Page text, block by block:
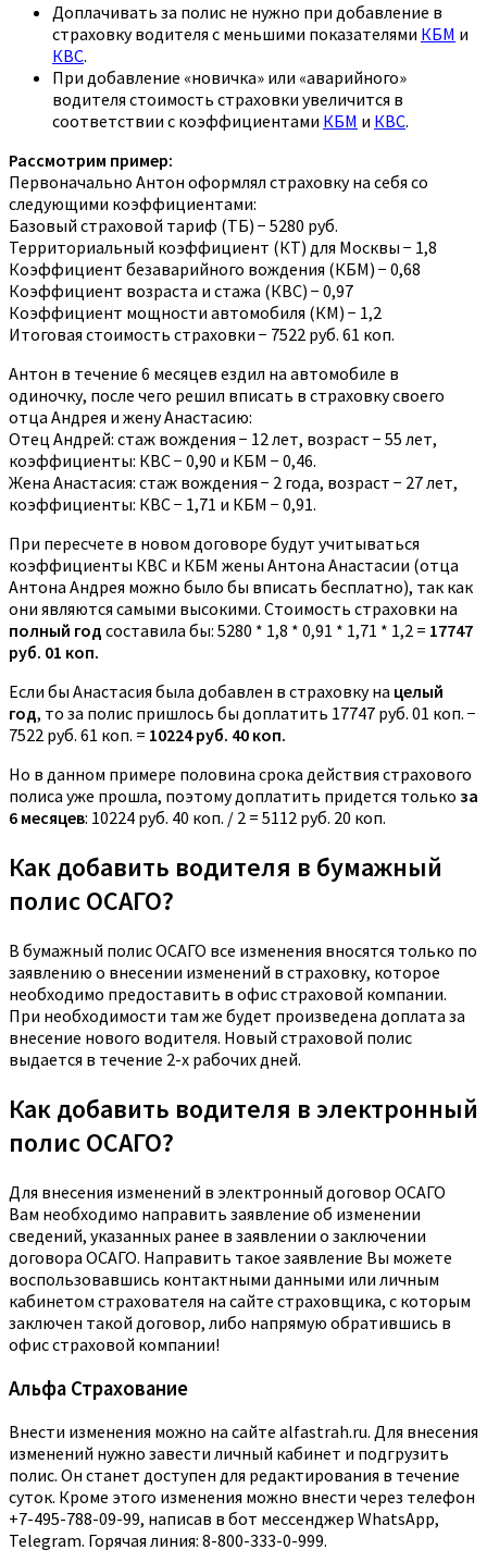
Доплачивать за полис не нужно при добавление в
страховку водителя с меньшими показателями КБМ и
КВС.
При добавление «новичка» или «аварийного»
водителя стоимость страховки увеличится в
соответствии с коэффициентами КБМ и КВС.
Рассмотрим пример:
Первоначально Антон оформлял страховку на себя со
следующими коэффициентами:
Базовый страховой тариф (ТБ) − 5280 руб.
Территориальный коэффициент (КТ) для Москвы − 1,8
Коэффициент безаварийного вождения (КБМ) − 0,68
Коэффициент возраста и стажа (КВС) − 0,97
Коэффициент мощности автомобиля (КМ) − 1,2
Итоговая стоимость страховки − 7522 руб. 61 коп.
Антон в течение 6 месяцев ездил на автомобиле в
одиночку, после чего решил вписать в страховку своего
отца Андрея и жену Анастасию:
Отец Андрей: стаж вождения − 12 лет, возраст − 55 лет,
коэффициенты: КВС − 0,90 и КБМ − 0,46.
Жена Анастасия: стаж вождения − 2 года, возраст − 27 лет,
коэффициенты: КВС − 1,71 и КБМ − 0,91.
При пересчете в новом договоре будут учитываться
коэффициенты КВС и КБМ жены Антона Анастасии (отца
Антона Андрея можно было бы вписать бесплатно), так как
они являются самыми высокими. Стоимость страховки на
полный год составила бы: 5280 * 1,8 * 0,91 * 1,71 * 1,2 = 17747
руб. 01 коп.
Если бы Анастасия была добавлен в страховку на целый
год, то за полис пришлось бы доплатить 17747 руб. 01 коп. −
7522 руб. 61 коп. = 10224 руб. 40 коп.
Но в данном примере половина срока действия страхового
полиса уже прошла, поэтому доплатить придется только за
6 месяцев: 10224 руб. 40 коп. / 2 = 5112 руб. 20 коп.
Как добавить водителя в бумажный
полис ОСАГО?
В бумажный полис ОСАГО все изменения вносятся только по
заявлению о внесении изменений в страховку, которое
необходимо предоставить в офис страховой компании.
При необходимости там же будет произведена доплата за
внесение нового водителя. Новый страховой полис
выдается в течение 2-х рабочих дней.
Как добавить водителя в электронный
полис ОСАГО?
Для внесения изменений в электронный договор ОСАГО
Вам необходимо направить заявление об изменении
сведений, указанных ранее в заявлении о заключении
договора ОСАГО. Направить такое заявление Вы можете
воспользовавшись контактными данными или личным
кабинетом страхователя на сайте страховщика, с которым
заключен такой договор, либо напрямую обратившись в
офис страховой компании!
Альфа Страхование
Внести изменения можно на сайте alfastrah.ru. Для внесения
изменений нужно завести личный кабинет и подгрузить
полис. Он станет доступен для редактирования в течение
суток. Кроме этого изменения можно внести через телефон
+7-495-788-09-99, написав в бот мессенджер WhatsApp,
Telegram. Горячая линия: 8-800-333-0-999.